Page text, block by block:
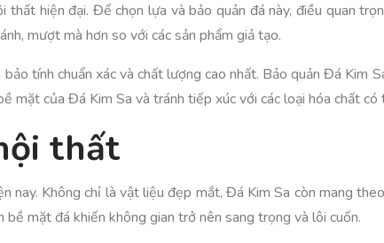
hiện đại. Để chọn lựa và bảo quản đá này, điều quan
mượt mà hơn so với các sản phẩm giả tạo.
tính chuẩn xác và chất lượng cao nhất. Bảo quản Đá Kim
của Đá Kim Sa và tránh tiếp xúc với các loại hóa chất có
thất
Không chỉ là vật liệu đẹp mắt, Đá Kim Sa còn mang
mặt đá khiến không gian trở nên sang trọng và lôi cuốn.